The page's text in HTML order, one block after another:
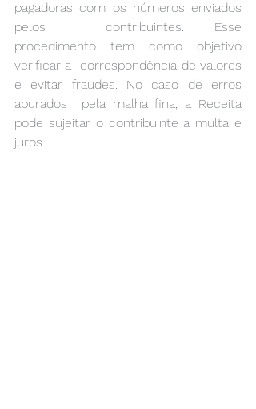
pagadoras com os números enviados
pelos  contribuintes. Esse
procedimento tem como objetivo
verificar a  correspondência de valores
e evitar fraudes. No caso de erros
apurados  pela malha fina, a Receita
pode sujeitar o contribuinte a multa e
juros.